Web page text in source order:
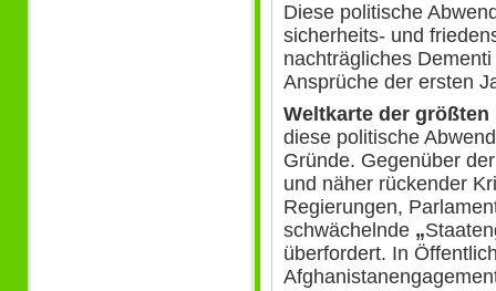
Diese politische
sicherheits- und
nachträgliches
Ansprüche der ersten
Weltkarte der
diese politische
Gründe. Gegenüber
und näher rückender
Regierungen,
schwächelnde „
überfordert. In